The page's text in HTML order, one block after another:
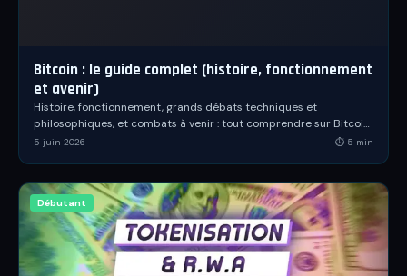
Bitcoin : le guide complet (histoire, fonctionnement
et avenir)
Histoire, fonctionnement, grands débats techniques et
philosophiques, et combats à venir : tout comprendre sur Bitcoin,
la première monnaie numérique décentralisée.
5 juin 2026 ⏱ 5 min
Débutant